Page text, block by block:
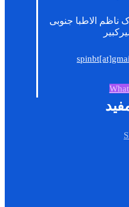
ناظم الاطبا جنوبی